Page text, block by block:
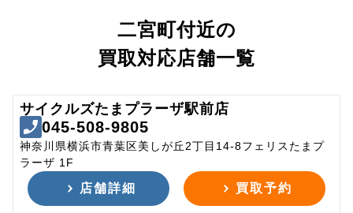
二宮町付近の
買取対応店舗一覧
サイクルズたまプラーザ駅前店
045-508-9805
神奈川県横浜市青葉区美しが丘2丁目14-8フェリスたまプ
ラーザ 1F
店舗詳細 買取予約